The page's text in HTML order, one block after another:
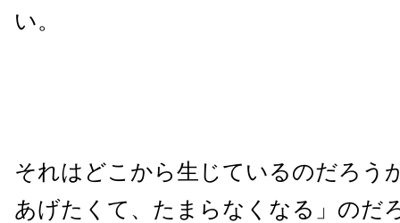
い。
それはどこから生じているのだろう
あげたくて、たまらなくなる」のだ